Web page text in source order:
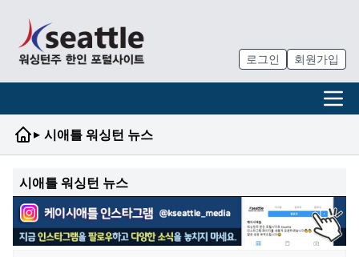
로그인 회원가입
▸ 시애틀 워싱턴 뉴스
시애틀 워싱턴 뉴스